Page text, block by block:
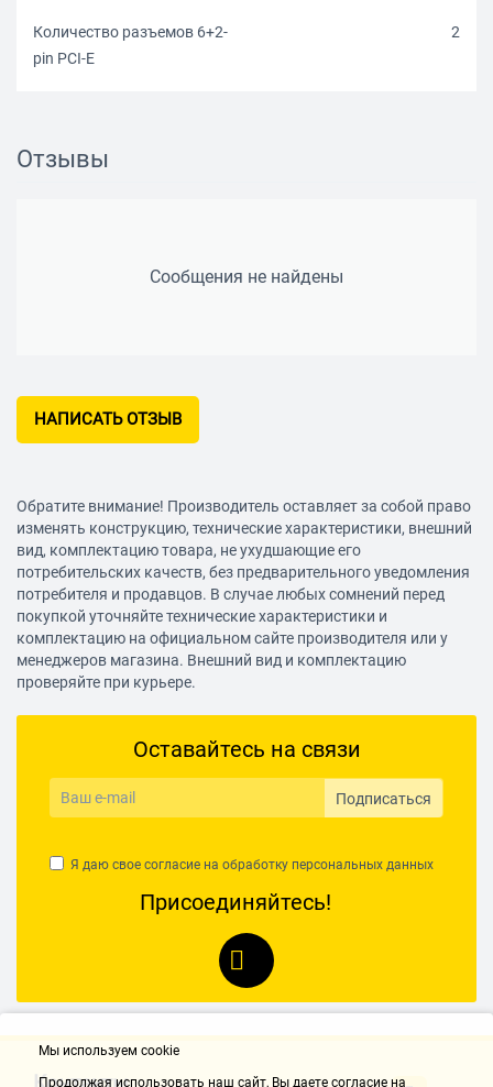
Количество разъемов 6+2-
pin PCI-E
2
Количество разъемов 4-pin
Ток по линии +5 В
Ток по линии +12 В 2 26 A
Ток по линии -12 В
Ток по линии +5 В Standby 2.5 A
Дополнительная информация
Отстегивающиеся кабели
Защита от перенапряжения
Защита от короткого
Отзывы
Сообщения не найдены
НАПИСАТЬ ОТЗЫВ
Обратите внимание! Производитель оставляет за собой право
изменять конструкцию, технические характеристики, внешний
вид, комплектацию товара, не ухудшающие его
потребительских качеств, без предварительного уведомления
потребителя и продавцов. В случае любых сомнений перед
покупкой уточняйте технические характеристики и
комплектацию на официальном сайте производителя или у
менеджеров магазина. Внешний вид и комплектацию
проверяйте при курьере.
Оставайтесь на связи
Подписаться
Я даю свое согласие на обработку персональных данных
Присоединяйтесь!
Мы используем cookie
Продолжая использовать наш cайт, Вы даете согласие на